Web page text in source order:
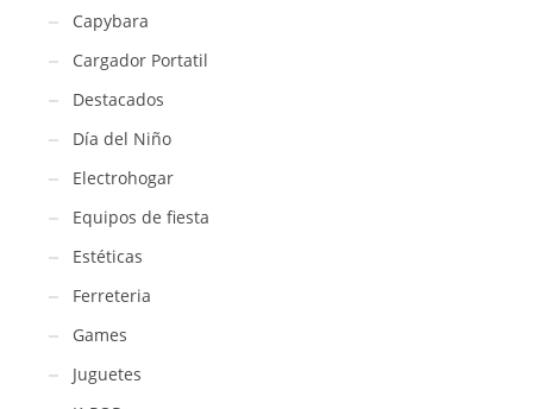
Capybara
Cargador Portatil
Destacados
Día del Niño
Electrohogar
Equipos de fiesta
Estéticas
Ferreteria
Games
Juguetes